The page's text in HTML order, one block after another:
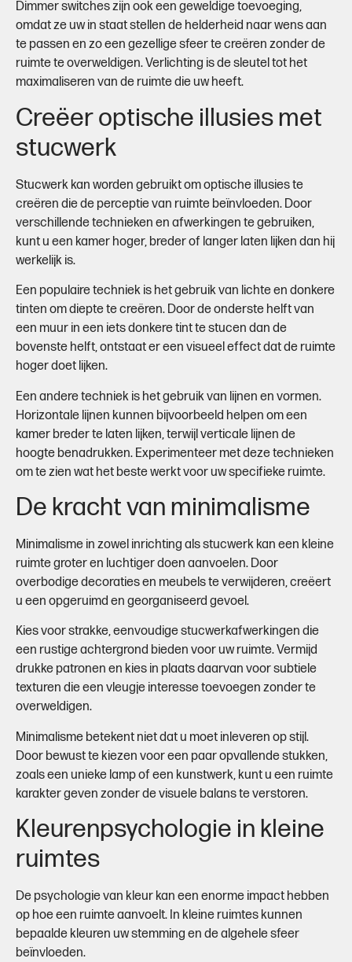
Dimmer switches zijn ook een geweldige toevoeging,
omdat ze uw in staat stellen de helderheid naar wens aan
te passen en zo een gezellige sfeer te creëren zonder de
ruimte te overweldigen. Verlichting is de sleutel tot het
maximaliseren van de ruimte die uw heeft.
Creëer optische illusies met
stucwerk
Stucwerk kan worden gebruikt om optische illusies te
creëren die de perceptie van ruimte beïnvloeden. Door
verschillende technieken en afwerkingen te gebruiken,
kunt u een kamer hoger, breder of langer laten lijken dan hij
werkelijk is.
Een populaire techniek is het gebruik van lichte en donkere
tinten om diepte te creëren. Door de onderste helft van
een muur in een iets donkere tint te stucen dan de
bovenste helft, ontstaat er een visueel effect dat de ruimte
hoger doet lijken.
Een andere techniek is het gebruik van lijnen en vormen.
Horizontale lijnen kunnen bijvoorbeeld helpen om een
kamer breder te laten lijken, terwijl verticale lijnen de
hoogte benadrukken. Experimenteer met deze technieken
om te zien wat het beste werkt voor uw specifieke ruimte.
De kracht van minimalisme
Minimalisme in zowel inrichting als stucwerk kan een kleine
ruimte groter en luchtiger doen aanvoelen. Door
overbodige decoraties en meubels te verwijderen, creëert
u een opgeruimd en georganiseerd gevoel.
Kies voor strakke, eenvoudige stucwerkafwerkingen die
een rustige achtergrond bieden voor uw ruimte. Vermijd
drukke patronen en kies in plaats daarvan voor subtiele
texturen die een vleugje interesse toevoegen zonder te
overweldigen.
Minimalisme betekent niet dat u moet inleveren op stijl.
Door bewust te kiezen voor een paar opvallende stukken,
zoals een unieke lamp of een kunstwerk, kunt u een ruimte
karakter geven zonder de visuele balans te verstoren.
Kleurenpsychologie in kleine
ruimtes
De psychologie van kleur kan een enorme impact hebben
op hoe een ruimte aanvoelt. In kleine ruimtes kunnen
bepaalde kleuren uw stemming en de algehele sfeer
beïnvloeden.